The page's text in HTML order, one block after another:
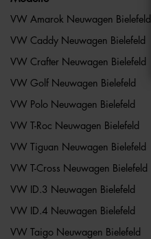
VW Amarok Neuwagen Bielefeld
VW Caddy Neuwagen Bielefeld
VW Crafter Neuwagen Bielefeld
VW Golf Neuwagen Bielefeld
VW Polo Neuwagen Bielefeld
VW T-Roc Neuwagen Bielefeld
VW Tiguan Neuwagen Bielefeld
VW T-Cross Neuwagen Bielefeld
VW ID.3 Neuwagen Bielefeld
VW ID.4 Neuwagen Bielefeld
VW Taigo Neuwagen Bielefeld